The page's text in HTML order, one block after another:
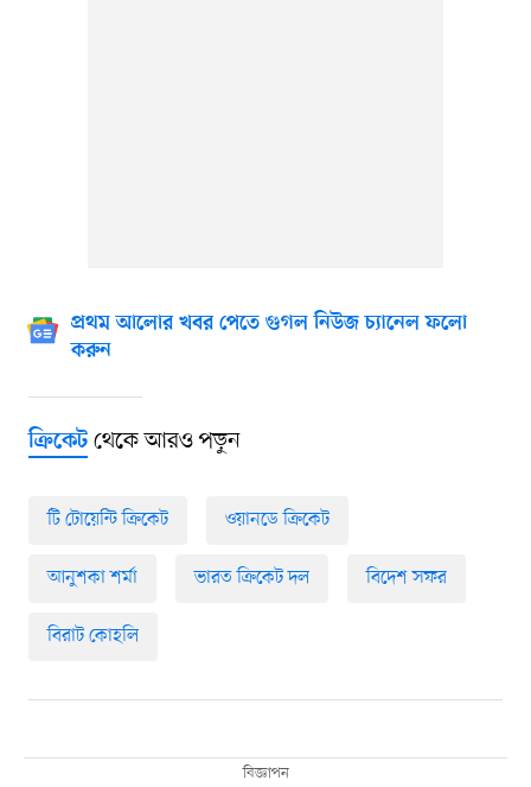
প্রথম আলোর খবর পেতে গুগল নিউজ চ্যানেল ফলো
করুন
ক্রিকেটথেকে আরও পড়ুন
টি টোয়েন্টি ক্রিকেট ওয়ানডে ক্রিকেট
আনুশকা শর্মা ভারত ক্রিকেট দল বিদেশ সফর
বিরাট কোহলি